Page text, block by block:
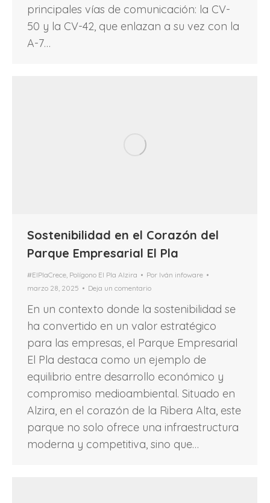
principales vías de comunicación: la CV-
50 y la CV-42, que enlazan a su vez con la
A-7…
Sostenibilidad en el Corazón del
Parque Empresarial El Pla
#ElPlaCrece Polígono El Pla Alzira Por Iván infoware
marzo 28, 2025
Deja un comentario
En un contexto donde la sostenibilidad se
ha convertido en un valor estratégico
para las empresas, el Parque Empresarial
El Pla destaca como un ejemplo de
equilibrio entre desarrollo económico y
compromiso medioambiental. Situado en
Alzira, en el corazón de la Ribera Alta, este
parque no solo ofrece una infraestructura
moderna y competitiva, sino que…